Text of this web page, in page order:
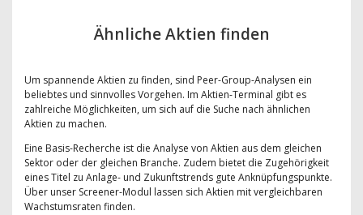
Ähnliche Aktien finden
Um spannende Aktien zu finden, sind Peer-Group-Analysen ein
beliebtes und sinnvolles Vorgehen. Im Aktien-Terminal gibt es
zahlreiche Möglichkeiten, um sich auf die Suche nach ähnlichen
Aktien zu machen.
Eine Basis-Recherche ist die Analyse von Aktien aus dem gleichen
Sektor oder der gleichen Branche. Zudem bietet die Zugehörigkeit
eines Titel zu Anlage- und Zukunftstrends gute Anknüpfungspunkte.
Über unser Screener-Modul lassen sich Aktien mit vergleichbaren
Wachstumsraten finden.